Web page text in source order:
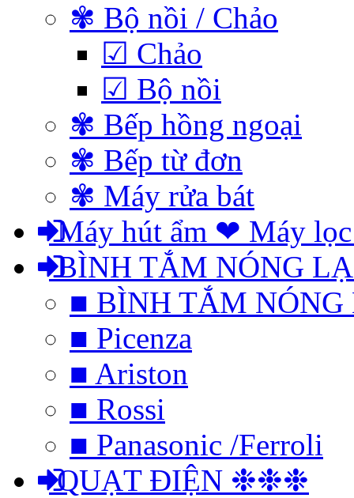
✾ Bộ nồi / Chảo
☑ Chảo
☑ Bộ nồi
✾ Bếp hồng ngoại
✾ Bếp từ đơn
✾ Máy rửa bát
Máy hút ẩm ❤ Máy
BÌNH TẮM NÓNG
■ BÌNH TẮM
■ Picenza
■ Ariston
■ Rossi
■ Panasonic /Ferroli
QUẠT ĐIỆN ❉❉❉